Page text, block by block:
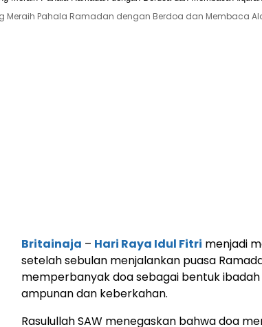
Meraih Pahala Ramadan dengan Berdoa dan Membaca
Britainaja – Hari Raya Idul Fitri menjadi
setelah sebulan menjalankan puasa
memperbanyak doa sebagai bentuk
ampunan dan keberkahan.
Rasulullah SAW menegaskan bahwa doa